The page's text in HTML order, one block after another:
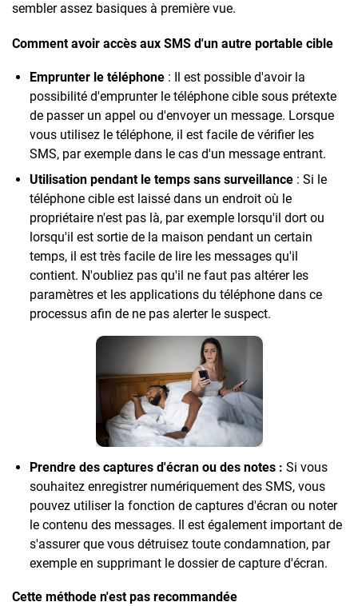
sembler assez basiques à première vue.
Comment avoir accès aux SMS d'un autre portable cible
Emprunter le téléphone : Il est possible d'avoir la
possibilité d'emprunter le téléphone cible sous prétexte
de passer un appel ou d'envoyer un message. Lorsque
vous utilisez le téléphone, il est facile de vérifier les
SMS, par exemple dans le cas d'un message entrant.
Utilisation pendant le temps sans surveillance : Si le
téléphone cible est laissé dans un endroit où le
propriétaire n'est pas là, par exemple lorsqu'il dort ou
lorsqu'il est sortie de la maison pendant un certain
temps, il est très facile de lire les messages qu'il
contient. N'oubliez pas qu'il ne faut pas altérer les
paramètres et les applications du téléphone dans ce
processus afin de ne pas alerter le suspect.
Prendre des captures d'écran ou des notes : Si vous
souhaitez enregistrer numériquement des SMS, vous
pouvez utiliser la fonction de captures d'écran ou noter
le contenu des messages. Il est également important de
s'assurer que vous détruisez toute condamnation, par
exemple en supprimant le dossier de capture d'écran.
Cette méthode n'est pas recommandée